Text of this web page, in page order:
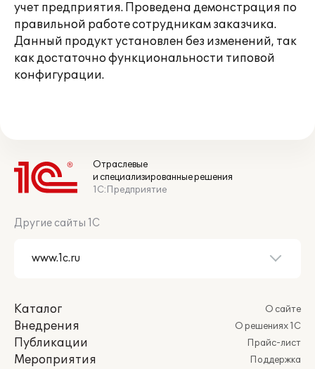
учет предприятия. Проведена демонстрация по
правильной работе сотрудникам заказчика.
Данный продукт установлен без изменений, так
как достаточно функциональности типовой
конфигурации.
Отраслевые
и специализированные решения
1С:Предприятие
Другие сайты 1С
Каталог
Внедрения
Публикации
Мероприятия
О сайте
О решениях 1С
Прайс-лист
Поддержка